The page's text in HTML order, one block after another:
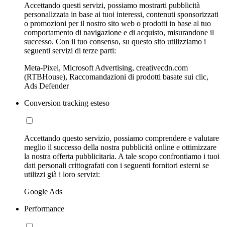
Accettando questi servizi, possiamo mostrarti pubblicità
personalizzata in base ai tuoi interessi, contenuti sponsorizzati
o promozioni per il nostro sito web o prodotti in base al tuo
comportamento di navigazione e di acquisto, misurandone il
successo. Con il tuo consenso, su questo sito utilizziamo i
seguenti servizi di terze parti:
Meta-Pixel, Microsoft Advertising, creativecdn.com
(RTBHouse), Raccomandazioni di prodotti basate sui clic,
Ads Defender
Conversion tracking esteso
Accettando questo servizio, possiamo comprendere e valutare
meglio il successo della nostra pubblicità online e ottimizzare
la nostra offerta pubblicitaria. A tale scopo confrontiamo i tuoi
dati personali crittografati con i seguenti fornitori esterni se
utilizzi già i loro servizi:
Google Ads
Performance